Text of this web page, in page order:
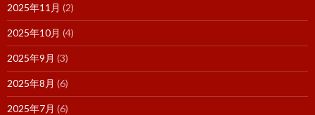
2025年11月 (2)
2025年10月 (4)
2025年9月 (3)
2025年8月 (6)
2025年7月 (6)